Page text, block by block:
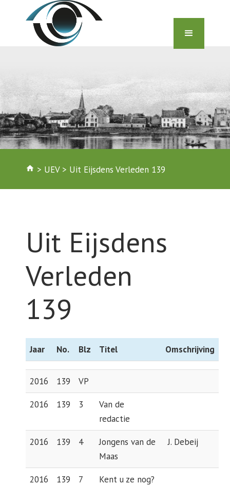
home > UEV> Uit Eijsdens Verleden 139
Uit Eijsdens
Verleden
139
Jaar No. Blz Titel Omschrijving
2016 139 VP
2016 139 3
Van de
redactie
2016 139 4
Jongens van de
Maas
J. Debeij
2016 139 7 Kent u ze nog?